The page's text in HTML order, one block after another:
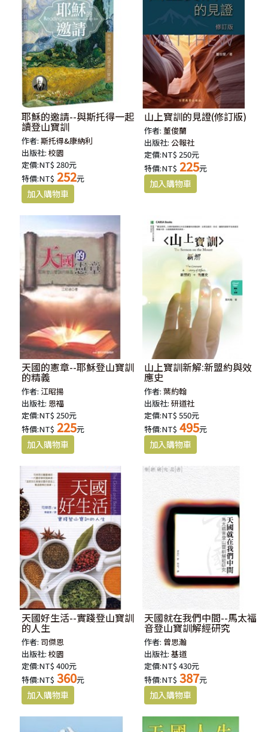
耶穌的邀請--與斯托得一起
讀登山寶訓
作者:斯托得&康納利
出版社:校園
定價:NT$ 280元
特價:NT$ 252元
山上寶訓的見證(修訂版)
作者:董俊蘭
出版社:公報社
定價:NT$ 250元
特價:NT$ 225元
天國的憲章--耶穌登山寶訓
的精義
作者: 江昭揚
出版社: 恩福
定價:NT$ 250元
特價:NT$ 225元
山上寶訓新解:新盟約與效
應史
作者:葉約翰
出版社:研道社
定價:NT$ 550元
特價:NT$ 495元
天國好生活--實踐登山寶訓
的人生
作者: 司傑恩
出版社:校園
定價:NT$ 400元
特價:NT$ 360元
天國就在我們中間--馬太福
音登山寶訓解經研究
作者: 曾思瀚
出版社:基道
定價:NT$ 430元
特價:NT$ 387元